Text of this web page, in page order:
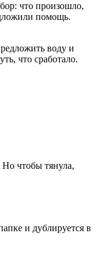
что произошло,
помощь.
воду и
что сработало.
Но чтобы тянула,
и дублируется в